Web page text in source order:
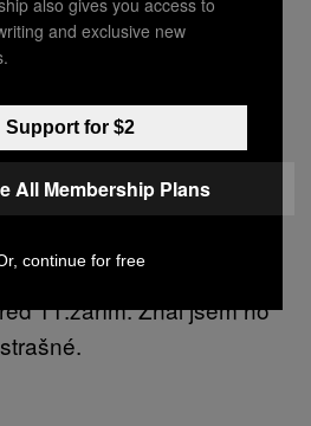
mohli uspořádat hody.
po 11. září? Co jste
dopravy, po
Má žena tam
tam umřel dobrej
Naposledy jsem ho
11.zářím. Znal jsem ho
and exclusive new
Support for $2
All Membership Plans
continue for free